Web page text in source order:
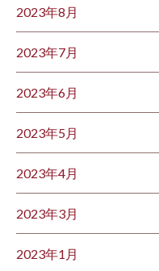
2023年8月
2023年7月
2023年6月
2023年5月
2023年4月
2023年3月
2023年1月